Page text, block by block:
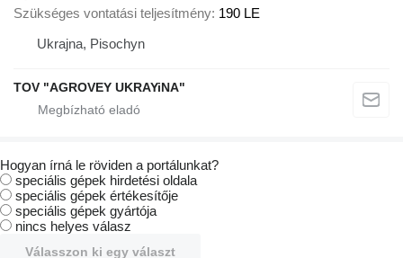
Szükséges vontatási teljesítmény 190 LE
Ukrajna, Pisochyn
TOV "AGROVEY UKRAYiNA"
Hogyan írná le röviden a portálunkat?
speciális gépek hirdetési oldala
speciális gépek értékesítője
speciális gépek gyártója
nincs helyes válasz
Válasszon ki egy választ